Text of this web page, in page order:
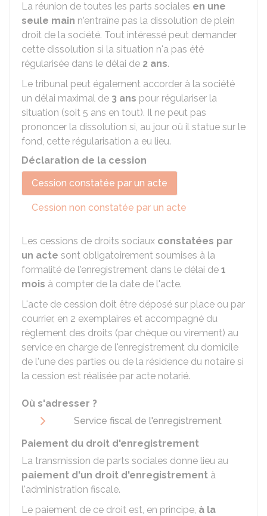
La réunion de toutes les parts sociales en une
seule main n'entraîne pas la dissolution de plein
droit de la société. Tout intéressé peut demander
cette dissolution si la situation n'a pas été
régularisée dans le délai de 2 ans.
Le tribunal peut également accorder à la société
un délai maximal de 3 ans pour régulariser la
situation (soit 5 ans en tout). Il ne peut pas
prononcer la dissolution si, au jour où il statue sur le
fond, cette régularisation a eu lieu.
Déclaration de la cession
Cession constatée par un acte
Cession non constatée par un acte
Les cessions de droits sociaux constatées par
un acte sont obligatoirement soumises à la
formalité de l'enregistrement dans le délai de 1
mois à compter de la date de l'acte.
L'acte de cession doit être déposé sur place ou par
courrier, en 2 exemplaires et accompagné du
règlement des droits (par chèque ou virement) au
service en charge de l'enregistrement du domicile
de l'une des parties ou de la résidence du notaire si
la cession est réalisée par acte notarié.
Où s'adresser ?
Service fiscal de l'enregistrement
Paiement du droit d'enregistrement
La transmission de parts sociales donne lieu au
paiement d'un droit d'enregistrement à
l'administration fiscale.
Le paiement de ce droit est, en principe, à la